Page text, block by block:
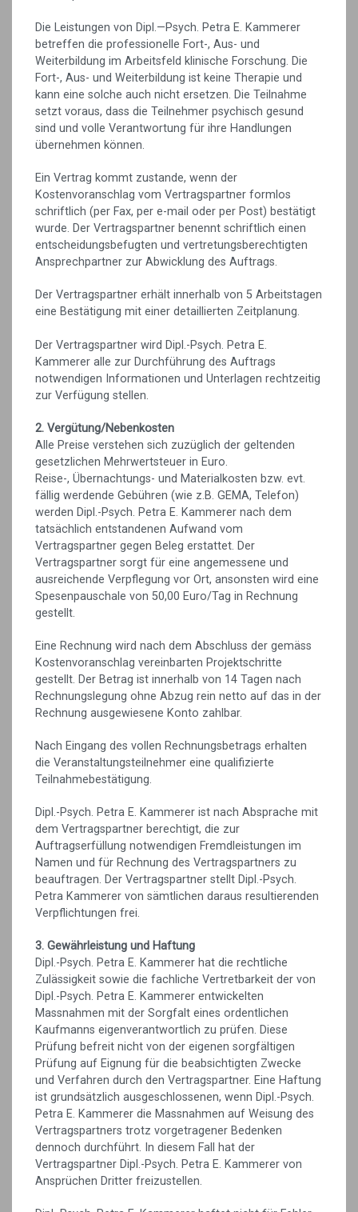
Die Leistungen von Dipl.—Psych. Petra E. Kammerer
betreffen die professionelle Fort-, Aus- und
Weiterbildung im Arbeitsfeld klinische Forschung. Die
Fort-, Aus- und Weiterbildung ist keine Therapie und
kann eine solche auch nicht ersetzen. Die Teilnahme
setzt voraus, dass die Teilnehmer psychisch gesund
sind und volle Verantwortung für ihre Handlungen
übernehmen können.
Ein Vertrag kommt zustande, wenn der
Kostenvoranschlag vom Vertragspartner formlos
schriftlich (per Fax, per e-mail oder per Post) bestätigt
wurde. Der Vertragspartner benennt schriftlich einen
entscheidungsbefugten und vertretungsberechtigten
Ansprechpartner zur Abwicklung des Auftrags.
Der Vertragspartner erhält innerhalb von 5 Arbeitstagen
eine Bestätigung mit einer detaillierten Zeitplanung.
Der Vertragspartner wird Dipl.-Psych. Petra E.
Kammerer alle zur Durchführung des Auftrags
notwendigen Informationen und Unterlagen rechtzeitig
zur Verfügung stellen.
2. Vergütung/Nebenkosten
Alle Preise verstehen sich zuzüglich der geltenden
gesetzlichen Mehrwertsteuer in Euro.
Reise-, Übernachtungs- und Materialkosten bzw. evt.
fällig werdende Gebühren (wie z.B. GEMA, Telefon)
werden Dipl.-Psych. Petra E. Kammerer nach dem
tatsächlich entstandenen Aufwand vom
Vertragspartner gegen Beleg erstattet. Der
Vertragspartner sorgt für eine angemessene und
ausreichende Verpflegung vor Ort, ansonsten wird eine
Spesenpauschale von 50,00 Euro/Tag in Rechnung
gestellt.
Eine Rechnung wird nach dem Abschluss der gemäss
Kostenvoranschlag vereinbarten Projektschritte
gestellt. Der Betrag ist innerhalb von 14 Tagen nach
Rechnungslegung ohne Abzug rein netto auf das in der
Rechnung ausgewiesene Konto zahlbar.
Nach Eingang des vollen Rechnungsbetrags erhalten
die Veranstaltungsteilnehmer eine qualifizierte
Teilnahmebestätigung.
Dipl.-Psych. Petra E. Kammerer ist nach Absprache mit
dem Vertragspartner berechtigt, die zur
Auftragserfüllung notwendigen Fremdleistungen im
Namen und für Rechnung des Vertragspartners zu
beauftragen. Der Vertragspartner stellt Dipl.-Psych.
Petra Kammerer von sämtlichen daraus resultierenden
Verpflichtungen frei.
3. Gewährleistung und Haftung
Dipl.-Psych. Petra E. Kammerer hat die rechtliche
Zulässigkeit sowie die fachliche Vertretbarkeit der von
Dipl.-Psych. Petra E. Kammerer entwickelten
Massnahmen mit der Sorgfalt eines ordentlichen
Kaufmanns eigenverantwortlich zu prüfen. Diese
Prüfung befreit nicht von der eigenen sorgfältigen
Prüfung auf Eignung für die beabsichtigten Zwecke
und Verfahren durch den Vertragspartner. Eine Haftung
ist grundsätzlich ausgeschlossenen, wenn Dipl.-Psych.
Petra E. Kammerer die Massnahmen auf Weisung des
Vertragspartners trotz vorgetragener Bedenken
dennoch durchführt. In diesem Fall hat der
Vertragspartner Dipl.-Psych. Petra E. Kammerer von
Ansprüchen Dritter freizustellen.